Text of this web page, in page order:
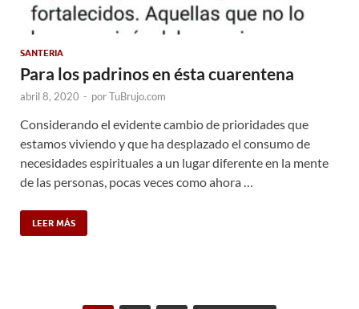
SANTERIA
Para los padrinos en ésta cuarentena
abril 8, 2020 - porTuBrujo.com
Considerando el evidente cambio de prioridades que
estamos viviendo y que ha desplazado el consumo de
necesidades espirituales a un lugar diferente en la mente
de las personas, pocas veces como ahora …
LEER MÁS